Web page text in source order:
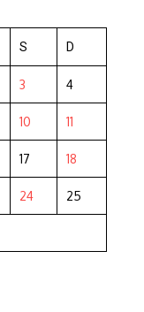
S D
3 4
10 11
17 18
24 25